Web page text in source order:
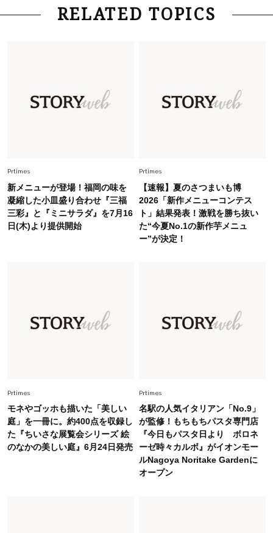
Lifestyle 2026.7.29
「お若いですね」は褒め言葉？“若い＝美しい”と
慣！「金運アップ→トイレ、じゃあ底上げ運
は？」
Fashion 2026.6.12
中村ゆりさん「40代になり、やっと“仕事以外の
幸福感”に目が向いた」ライフスタイルも、服も
Fashion 2026.5.29
今、40代の「メガネ＆サングラス」のトレンド
に更新あり！“黒ぶち以外”が新定番に
オシャレ40代の【ワンピ＆オールインワン】最
RELATED TOPICS
Prtimes
新メニューが登場！福岡の味を
凝縮した小皿盛り合わせ『三福
三彩』と『ミニサラダ』を7月16
日(木)より提供開始
Prtimes
【速報】夏のさつまいも博
2026「新作メニューコンテス
ト」結果発表！激戦を勝ち抜い
た“今夏No.1の新作芋メニュ
ー”が決定！
Prtimes
モネやゴッホも描いた「美しい
庭」を一冊に。約400点を収録し
た『ちいさな展覧会シリーズ 絵
のなかの美しい庭』6月24日発売
Prtimes
名駅の人気イタリアン「No.9」
が監修！もちもちパスタ専門店
『今日もパスタ日より ボロネ
ーゼ時々カルボ』がイオンモー
ルNagoya Noritake Gardenに
オープン